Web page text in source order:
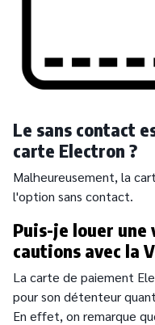
Le sans contact
carte Electron ?
Malheureusement, la
l'option sans contact.
Puis-je louer
cautions avec la
La carte de paiement
pour son détenteur
En effet, on remarque